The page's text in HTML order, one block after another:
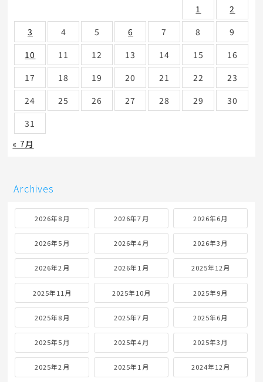
1
2
3
4 5 6 7 8
9
10
11 12 13 14 15
16
17
18 19 20 21 22
23
24
25 26 27 28 29
30
31
« 7月
Archives
2026年8月 2026年7月 2026年6月
2026年5月 2026年4月 2026年3月
2026年2月 2026年1月 2025年12月
2025年11月 2025年10月 2025年9月
2025年8月 2025年7月 2025年6月
2025年5月 2025年4月 2025年3月
2025年2月 2025年1月 2024年12月